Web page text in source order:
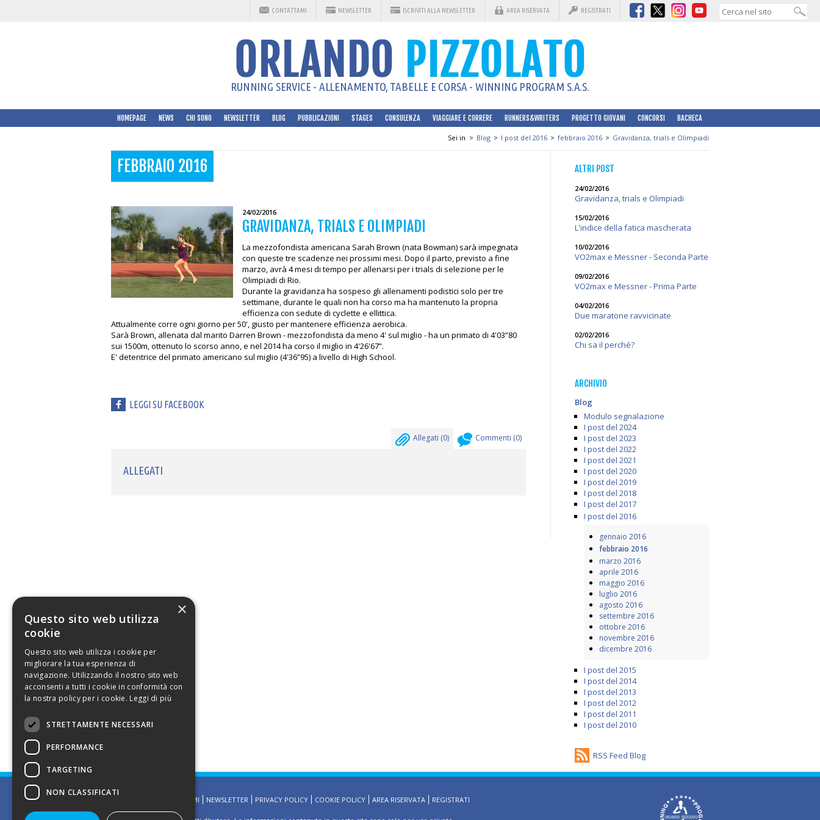
CONTATTAMI NEWSLETTER ISCRIVITI ALLA NEWSLETTER AREA RISERVATA REGISTRATI
RUNNING SERVICE - ALLENAMENTO, TABELLE E CORSA - WINNING PROGRAM S.A.S.
HOMEPAGE NEWS CHI SONO NEWSLETTER BLOG PUBBLICAZIONI STAGES CONSULENZA VIAGGIARE E CORRERE RUNNERS&WRITERS PROGETTO GIOVANI CONCORSI BACHECA
Sei in > Blog > I post del 2016 > febbraio 2016 > Gravidanza, trials e Olimpiadi
FEBBRAIO 2016
24/02/2016
GRAVIDANZA, TRIALS E OLIMPIADI
La mezzofondista americana Sarah Brown (nata Bowman) sarà impegnata
con queste tre scadenze nei prossimi mesi. Dopo il parto, previsto a fine
marzo, avrà 4 mesi di tempo per allenarsi per i trials di selezione per le
Olimpiadi di Rio.
Durante la gravidanza ha sospeso gli allenamenti podistici solo per tre
settimane, durante le quali non ha corso ma ha mantenuto la propria
efficienza con sedute di cyclette e ellittica.
Attualmente corre ogni giorno per 50', giusto per mantenere efficienza aerobica.
Sarà Brown, allenata dal marito Darren Brown - mezzofondista da meno 4' sul miglio - ha un primato di 4'03”80
sui 1500m, ottenuto lo scorso anno, e nel 2014 ha corso il miglio in 4'26'67”.
E' detentrice del primato americano sul miglio (4'36”95) a livello di High School.
LEGGI SU FACEBOOK
Allegati (0) Commenti (0)
ALLEGATI
ALTRI POST
24/02/2016
Gravidanza, trials e Olimpiadi
15/02/2016
L'indice della fatica mascherata
10/02/2016
VO2max e Messner - Seconda Parte
09/02/2016
VO2max e Messner - Prima Parte
04/02/2016
Due maratone ravvicinate
02/02/2016
Chi sa il perché?
ARCHIVIO
Blog
Modulo segnalazione
I post del 2024
I post del 2023
I post del 2022
I post del 2021
I post del 2020
I post del 2019
I post del 2018
I post del 2017
I post del 2016
gennaio 2016
febbraio 2016
marzo 2016
aprile 2016
maggio 2016
luglio 2016
agosto 2016
settembre 2016
ottobre 2016
novembre 2016
dicembre 2016
I post del 2015
I post del 2014
I post del 2013
I post del 2012
I post del 2011
I post del 2010
RSS Feed Blog
CONTATTAMI NEWSLETTER PRIVACY POLICY COOKIE POLICY AREA RISERVATA REGISTRATI
×
Questo sito web utilizza
cookie
Questo sito web utilizza i cookie per
migliorare la tua esperienza di
navigazione. Utilizzando il nostro sito web
acconsenti a tutti i cookie in conformità con
la nostra policy per i cookie. Leggi di più
STRETTAMENTE NECESSARI
PERFORMANCE
TARGETING
NON CLASSIFICATI